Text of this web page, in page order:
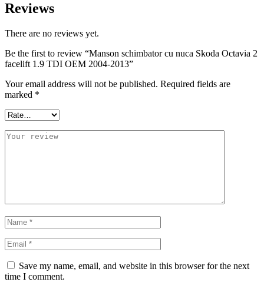
Reviews
There are no reviews yet.
Be the first to review “Manson schimbator cu nuca Skoda Octavia 2
facelift 1.9 TDI OEM 2004-2013”
Your email address will not be published. Required fields are
marked *
Save my name, email, and website in this browser for the next
time I comment.